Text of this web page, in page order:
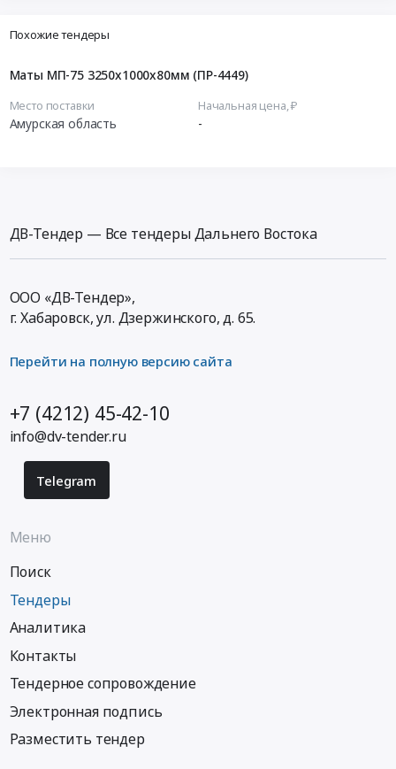
Похожие тендеры
Маты МП-75 3250х1000х80мм (ПР-4449)
Место поставки
Амурская область
Начальная цена, ₽
-
ДВ-Тендер — Все тендеры Дальнего Востока
ООО «ДВ-Тендер»,
г. Хабаровск,ул. Дзержинского, д. 65.
Перейти на полную версию сайта
+7 (4212) 45-42-10
info@dv-tender.ru
Telegram
Меню
Поиск
Тендеры
Аналитика
Контакты
Тендерное сопровождение
Электронная подпись
Разместить тендер